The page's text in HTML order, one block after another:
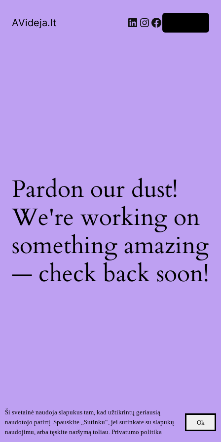
AVideja.lt LinkedIn
Instagram
Facebook
Pardon our dust!
We're working on
something amazing
— check back soon!
Ši svetainė naudoja slapukus tam, kad užtikrintų geriausią
naudotojo patirtį. Spauskite „Sutinku“, jei sutinkate su slapukų
naudojimu, arba tęskite naršymą toliau. Privatumo politika
Ok